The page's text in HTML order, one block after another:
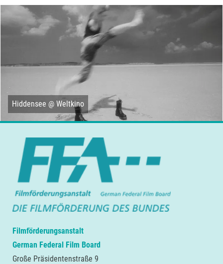
Hiddensee @ Weltkino
Filmförderungsanstalt
German Federal Film Board
Große Präsidentenstraße 9